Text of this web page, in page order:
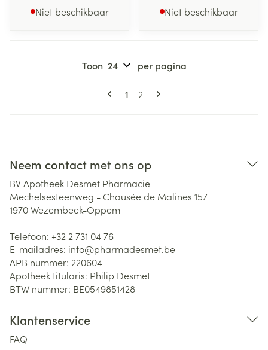
Niet beschikbaar Niet beschikbaar
Pagina's
U lees momenteel pagina
1 Pagina
2
Toon per pagina
Neem contact met ons op
BV Apotheek Desmet Pharmacie
Mechelsesteenweg - Chausée de Malines 157
1970Wezembeek-Oppem
Telefoon: +32 2 731 04 76
E-mailadres: info@pharmadesmet.be
APB nummer: 220604
Apotheek titularis: Philip Desmet
BTW nummer: BE0549851428
Klantenservice
FAQ